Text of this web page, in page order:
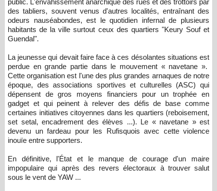
public. L'envahissement anarchique des rues et des trottoirs par
des tabliers, souvent venus d'autres localités, entraînant des
odeurs nauséabondes, est le quotidien infernal de plusieurs
habitants de la ville surtout ceux des quartiers "Keury Souf et
Guendal".
La jeunesse qui devait faire face à ces désolantes situations est
perdue en grande partie dans le mouvement « navetane ».
Cette organisation est l'une des plus grandes arnaques de notre
époque, des associations sportives et culturelles (ASC) qui
dépensent de gros moyens financiers pour un trophée en
gadget et qui peinent à relever des défis de base comme
certaines initiatives citoyennes dans les quartiers (reboisement,
set setal, encadrement des élèves ...). Le « navetane » est
devenu un fardeau pour les Rufisquois avec cette violence
inouïe entre supporters.
En définitive, l'État et le manque de courage d'un maire
impopulaire qui après des revers électoraux à trouver salut
sous le vent de YAW ...